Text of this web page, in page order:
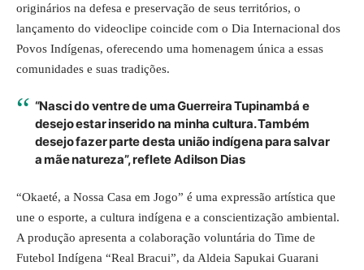
originários na defesa e preservação de seus territórios, o
lançamento do videoclipe coincide com o Dia Internacional dos
Povos Indígenas, oferecendo uma homenagem única a essas
comunidades e suas tradições.
“Nasci do ventre de uma Guerreira Tupinambá e
desejo estar inserido na minha cultura. Também
desejo fazer parte desta união indígena para salvar
a mãe natureza”, reflete Adilson Dias
“Okaeté, a Nossa Casa em Jogo” é uma expressão artística que
une o esporte, a cultura indígena e a conscientização ambiental.
A produção apresenta a colaboração voluntária do Time de
Futebol Indígena “Real Bracui”, da Aldeia Sapukai Guarani